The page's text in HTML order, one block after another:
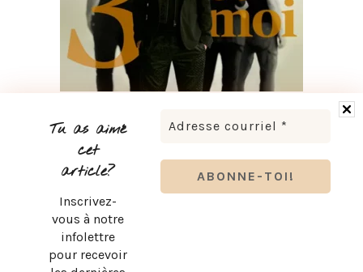
Tu as aimé
cet
article?
Inscrivez-
vous à notre
infolettre
pour recevoir